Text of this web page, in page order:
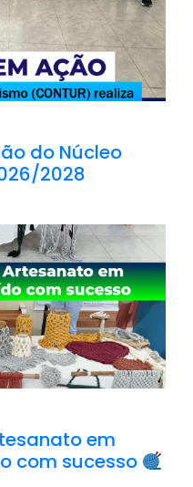
do Núcleo
2028
em
com sucesso